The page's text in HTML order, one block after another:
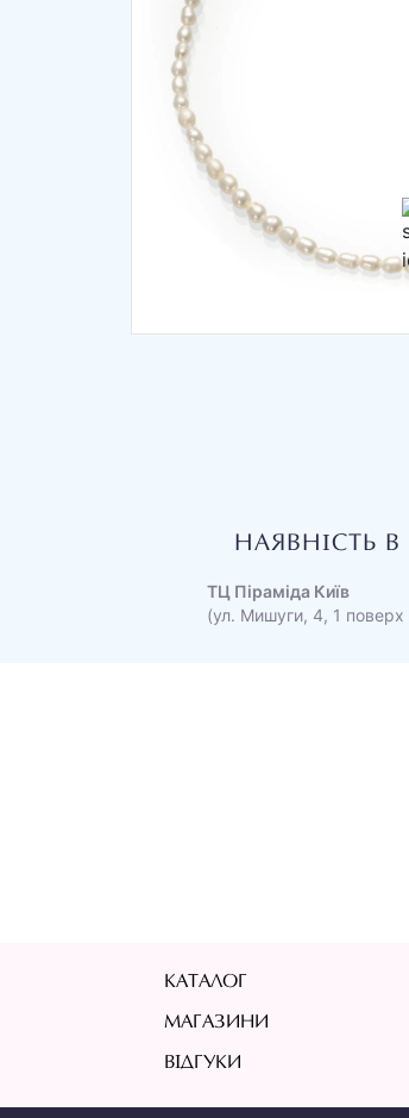
НАЯВНІСТЬ
ТЦ Піраміда Київ
(ул. Мишуги, 4, 1 поверх
КАТАЛОГ
МАГАЗИНИ
ВІДГУКИ